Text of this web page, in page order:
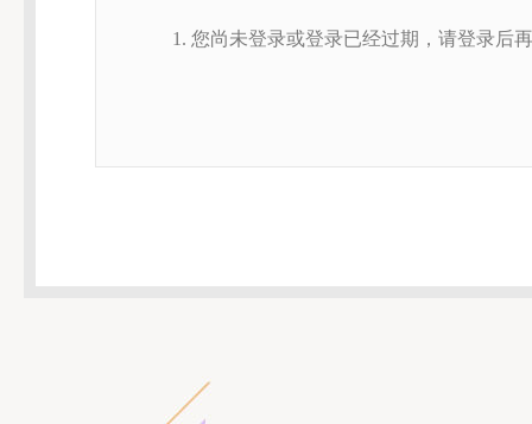
您尚未登录或登录已经过期，请登录后